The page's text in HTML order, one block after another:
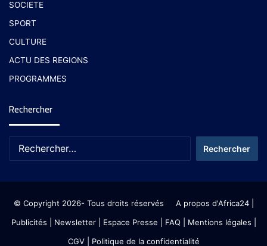
SOCIETE
SPORT
CULTURE
ACTU DES REGIONS
PROGRAMMES
Rechercher
© Copyright 2026- Tous droits réservés A propos d'Africa24|
Publicités
Newsletter| Espace Presse | FAQ | Mentions légales
CGV| Politique de la confidentialité